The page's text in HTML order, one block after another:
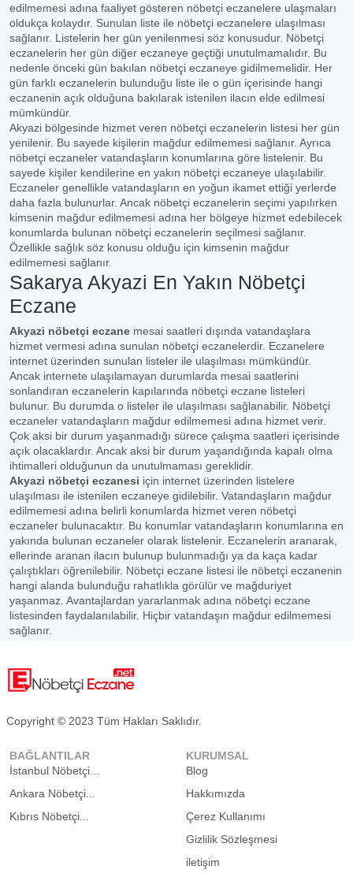
edilmemesi adına faaliyet gösteren nöbetçi eczanelere ulaşmaları
oldukça kolaydır. Sunulan liste ile nöbetçi eczanelere ulaşılması
sağlanır. Listelerin her gün yenilenmesi söz konusudur. Nöbetçi
eczanelerin her gün diğer eczaneye geçtiği unutulmamalıdır. Bu
nedenle önceki gün bakılan nöbetçi eczaneye gidilmemelidir. Her
gün farklı eczanelerin bulunduğu liste ile o gün içerisinde hangi
eczanenin açık olduğuna bakılarak istenilen ilacın elde edilmesi
mümkündür.
Akyazi bölgesinde hizmet veren nöbetçi eczanelerin listesi her gün
yenilenir. Bu sayede kişilerin mağdur edilmemesi sağlanır. Ayrıca
nöbetçi eczaneler vatandaşların konumlarına göre listelenir. Bu
sayede kişiler kendilerine en yakın nöbetçi eczaneye ulaşılabilir.
Eczaneler genellikle vatandaşların en yoğun ikamet ettiği yerlerde
daha fazla bulunurlar. Ancak nöbetçi eczanelerin seçimi yapılırken
kimsenin mağdur edilmemesi adına her bölgeye hizmet edebilecek
konumlarda bulunan nöbetçi eczanelerin seçilmesi sağlanır.
Özellikle sağlık söz konusu olduğu için kimsenin mağdur
edilmemesi sağlanır.
Sakarya Akyazi En Yakın Nöbetçi
Eczane
Akyazi nöbetçi eczane mesai saatleri dışında vatandaşlara
hizmet vermesi adına sunulan nöbetçi eczanelerdir. Eczanelere
internet üzerinden sunulan listeler ile ulaşılması mümkündür.
Ancak internete ulaşılamayan durumlarda mesai saatlerini
sonlandıran eczanelerin kapılarında nöbetçi eczane listeleri
bulunur. Bu durumda o listeler ile ulaşılması sağlanabilir. Nöbetçi
eczaneler vatandaşların mağdur edilmemesi adına hizmet verir.
Çok aksi bir durum yaşanmadığı sürece çalışma saatleri içerisinde
açık olacaklardır. Ancak aksi bir durum yaşandığında kapalı olma
ihtimalleri olduğunun da unutulmaması gereklidir.
Akyazi nöbetçi eczanesi için internet üzerinden listelere
ulaşılması ile istenilen eczaneye gidilebilir. Vatandaşların mağdur
edilmemesi adına belirli konumlarda hizmet veren nöbetçi
eczaneler bulunacaktır. Bu konumlar vatandaşların konumlarına en
yakında bulunan eczaneler olarak listelenir. Eczanelerin aranarak,
ellerinde aranan ilacın bulunup bulunmadığı ya da kaça kadar
çalıştıkları öğrenilebilir. Nöbetçi eczane listesi ile nöbetçi eczanenin
hangi alanda bulunduğu rahatlıkla görülür ve mağduriyet
yaşanmaz. Avantajlardan yararlanmak adına nöbetçi eczane
listesinden faydalanılabilir. Hiçbir vatandaşın mağdur edilmemesi
sağlanır.
Copyright © 2023 Tüm Hakları Saklıdır.
BAĞLANTILAR
İstanbul Nöbetçi...
Ankara Nöbetçi...
Kıbrıs Nöbetçi...
KURUMSAL
Blog
Hakkımızda
Çerez Kullanımı
Gizlilik Sözleşmesi
iletişim